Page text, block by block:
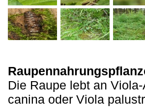
Die Raupe lebt an
canina oder Viola